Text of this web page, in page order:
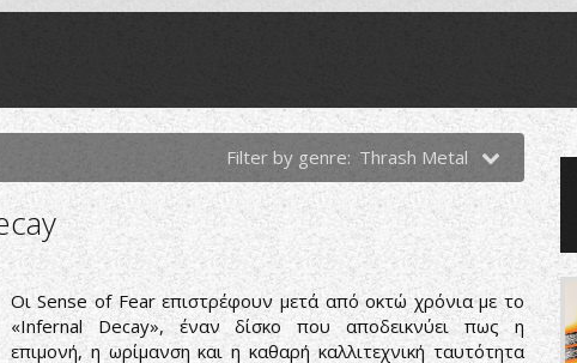
Filter by genre: Thrash Metal
Οι Sense of Fear επιστρέφουν μετά από οκτώ χρόνια με το
«Infernal Decay», έναν δίσκο που αποδεικνύει πως η
επιμονή, η ωρίμανση και η καθαρή καλλιτεχνική ταυτότητα